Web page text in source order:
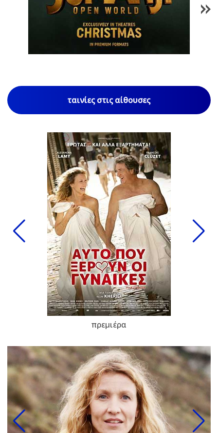
1/85
ταινίες στις αίθουσες
πρεμιέρα